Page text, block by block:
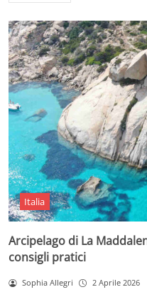
Italia
Arcipelago di La
consigli pratici
Sophia Allegri 2 Aprile 2026